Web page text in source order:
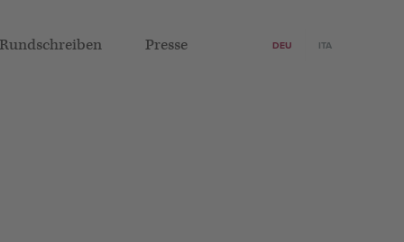
Rundschreiben Presse DEU ITA